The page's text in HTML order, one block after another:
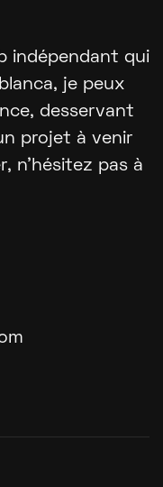
indépendant qui
je peux
desservant
projet à venir
n'hésitez pas à